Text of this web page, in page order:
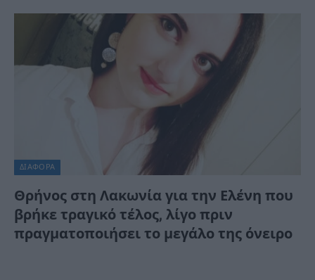
ΔΙΆΦΟΡΑ
Θρήνος στη Λακωνία για την Ελένη που
βρήκε τραγικό τέλος, λίγο πριν
πραγματοποιήσει το μεγάλο της όνειρο